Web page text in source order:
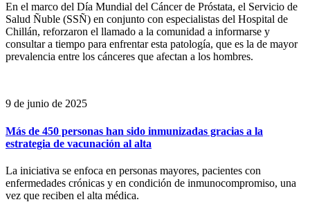
En el marco del Día Mundial del Cáncer de Próstata, el Servicio de
Salud Ñuble (SSÑ) en conjunto con especialistas del Hospital de
Chillán, reforzaron el llamado a la comunidad a informarse y
consultar a tiempo para enfrentar esta patología, que es la de mayor
prevalencia entre los cánceres que afectan a los hombres.
9 de junio de 2025
Más de 450 personas han sido inmunizadas gracias a la
estrategia de vacunación al alta
La iniciativa se enfoca en personas mayores, pacientes con
enfermedades crónicas y en condición de inmunocompromiso, una
vez que reciben el alta médica.